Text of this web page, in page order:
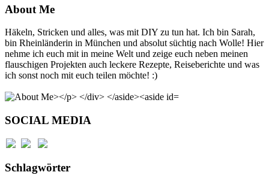
About Me
Häkeln, Stricken und alles, was mit DIY zu tun hat. Ich bin Sarah,
bin Rheinländerin in München und absolut süchtig nach Wolle! Hier
nehme ich euch mit in meine Welt und zeige euch neben meinen
flauschigen Projekten auch leckere Rezepte, Reiseberichte und was
ich sonst noch mit euch teilen möchte! :)
SOCIAL MEDIA
Schlagwörter